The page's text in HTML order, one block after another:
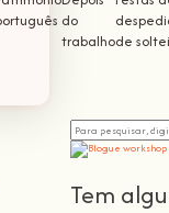
do
trabalhode
Tem